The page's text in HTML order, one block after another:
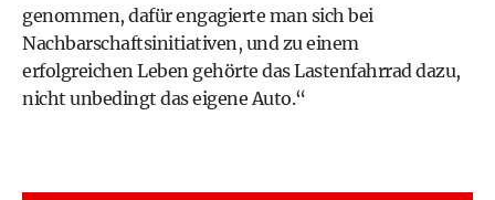
genommen, dafür engagierte man sich bei
Nachbarschaftsinitiativen, und zu einem
erfolgreichen Leben gehörte das Lastenfahrrad dazu,
nicht unbedingt das eigene Auto.“